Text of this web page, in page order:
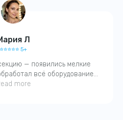
Л
⭐️⭐️⭐️⭐️⭐️ 5+
— появились мелкие
всё оборудование,
день — чисто. Спасибо,
more